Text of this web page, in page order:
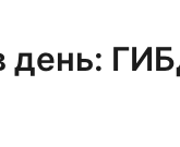
день: